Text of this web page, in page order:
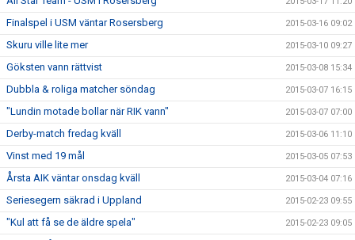
Finalspel i USM väntar Rosersberg 2015-03-16 09:02
Skuru ville lite mer 2015-03-10 09:27
Göksten vann rättvist 2015-03-08 15:34
Dubbla & roliga matcher söndag 2015-03-07 16:15
"Lundin motade bollar när RIK vann" 2015-03-07 07:00
Derby-match fredag kväll 2015-03-06 11:10
Vinst med 19 mål 2015-03-05 07:53
Årsta AIK väntar onsdag kväll 2015-03-04 07:16
Seriesegern säkrad i Uppland 2015-02-23 09:55
"Kul att få se de äldre spela" 2015-02-23 09:05